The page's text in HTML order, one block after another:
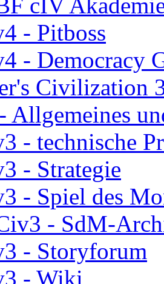
- Pitboss
- Democracy
Civilization
Allgemeines
- technische
- Strategie
- Spiel des
- SdM-
- Storyforum
- Wiki